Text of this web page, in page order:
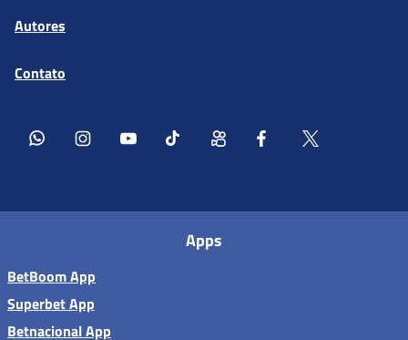
Autores
Contato
Apps
BetBoom App
Superbet App
Betnacional App